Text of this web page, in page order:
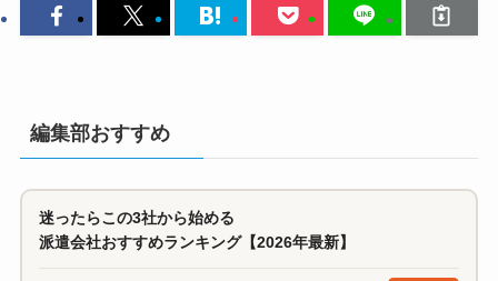
編集部おすすめ
迷ったらこの3社から始める
派遣会社おすすめランキング【2026年最新】